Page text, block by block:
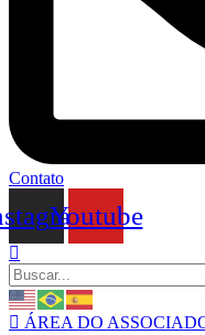
Contato
Youtube
ÁREA DO